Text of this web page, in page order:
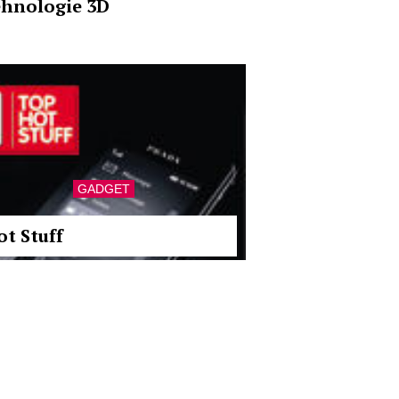
3D
GADGET
Stuff